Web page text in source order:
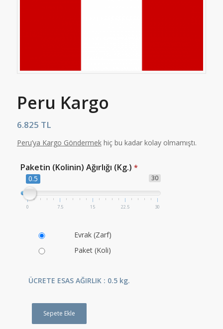
Peru Kargo
6.825 TL
Peru’ya Kargo Göndermekhiç bu kadar kolay olmamıştı.
Paketin (Kolinin) Ağırlığı (Kg.)*
30
0.5
0 7.5 15 22.5 30
Evrak (Zarf)
Paket (Koli)
ÜCRETE ESAS AĞIRLIK : 0.5 kg.
Sepete Ekle